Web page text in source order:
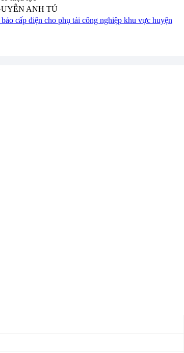
ANH TÚ
cấp điện cho phụ tải công nghiệp khu vực huyện